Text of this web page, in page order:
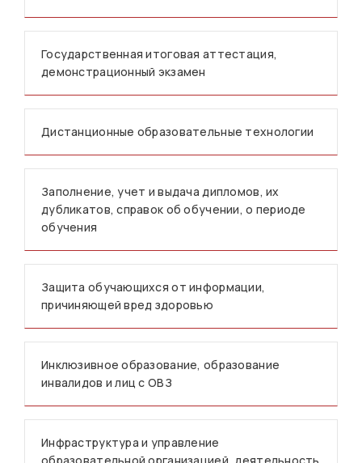
Государственная итоговая аттестация,
демонстрационный экзамен
Дистанционные образовательные технологии
Заполнение, учет и выдача дипломов, их
дубликатов, справок об обучении, о периоде
обучения
Защита обучающихся от информации,
причиняющей вред здоровью
Инклюзивное образование, образование
инвалидов и лиц с ОВЗ
Инфраструктура и управление